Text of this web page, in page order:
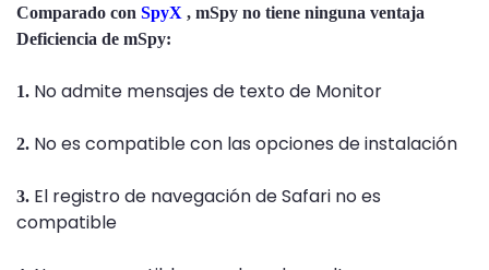
Comparado con SpyX , mSpy no tiene ninguna ventaja
Deficiencia de mSpy:
1. No admite mensajes de texto de Monitor
2. No es compatible con las opciones de instalación
3. El registro de navegación de Safari no es
compatible